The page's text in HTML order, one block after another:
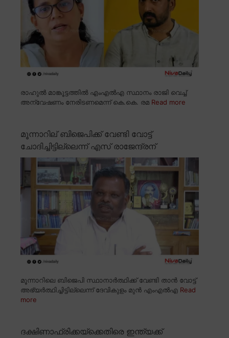
രാഹുൽ മാങ്കൂട്ടത്തിൽ എംഎൽഎ സ്ഥാനം രാജി വെച്ച്
അന്വേഷണം നേരിടണമെന്ന് കെ.കെ. രമ Read more
മൂന്നാറില് ബിജെപിക്ക് വേണ്ടി വോട്ട്
ചോദിച്ചിട്ടില്ലെന്ന് എസ് രാജേന്ദ്രന്
മൂന്നാറിലെ ബിജെപി സ്ഥാനാർത്ഥിക്ക് വേണ്ടി താൻ വോട്ട്
അഭ്യർത്ഥിച്ചിട്ടില്ലെന്ന് ദേവികുളം മുൻ എംഎൽഎ Read
more
ദക്ഷിണാഫ്രിക്കയ്ക്കെതിരെ ഇന്ത്യക്ക്